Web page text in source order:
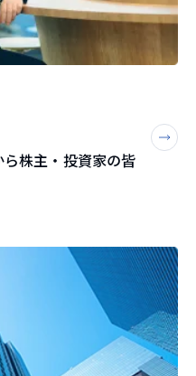
株主・投資家の皆